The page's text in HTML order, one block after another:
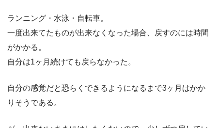
ランニング・水泳・自転車。
一度出来てたものが出来なくなった場合、戻すのには時間
がかかる。
自分は1ヶ月続けても戻らなかった。
自分の感覚だと恐らくできるようになるまで3ヶ月はかか
りそうである。